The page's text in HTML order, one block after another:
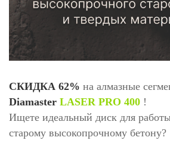
СКИДКА 62% на алмазные
Diamaster LASER PRO 400 !
Ищете идеальный диск для
старому высокопрочному бетону?